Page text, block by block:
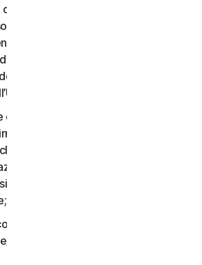
condivisi con familiari, non familiari
che non risiedono con l’Utente e i
non possono essere accessibili
o condivisi con persone che non
o non fanno parte della Piccola
dato o altro contenuto con
elevato di
a titolo esemplificativo, l’invio
a un gran numero di destinatari
di contenuti con persone
in licenza, affittare,
o prestare il diritto di utilizzare i